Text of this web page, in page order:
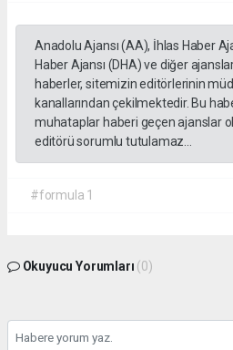
Anadolu Ajansı (AA), İhlas Haber
Haber Ajansı (DHA) ve diğer
haberler, sitemizin editörlerinin
kanallarından çekilmektedir. Bu
muhataplar haberi geçen ajanslar
editörü sorumlu tutulamaz...
#formula 1
Okuyucu Yorumları (0)